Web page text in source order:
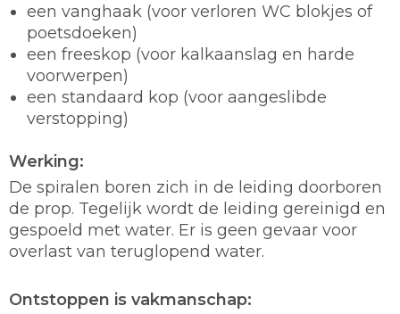
een vanghaak (voor verloren WC blokjes of
poetsdoeken)
een freeskop (voor kalkaanslag en harde
voorwerpen)
een standaard kop (voor aangeslibde
verstopping)
Werking:
De spiralen boren zich in de leiding doorboren
de prop. Tegelijk wordt de leiding gereinigd en
gespoeld met water. Er is geen gevaar voor
overlast van teruglopend water.
Ontstoppen is vakmanschap: